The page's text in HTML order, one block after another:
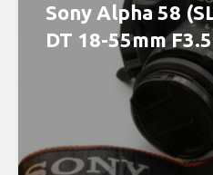
Sony Alpha 58
DT 18-55mm